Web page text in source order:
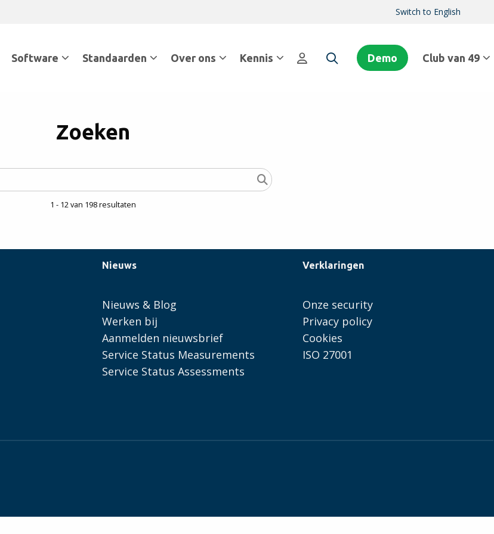
Switch to English
Software Standaarden Over ons Kennis Demo Club van 49
Zoeken
1 - 12 van 198 resultaten
Nieuws
Nieuws & Blog
Werken bij
Aanmelden nieuwsbrief
Service Status Measurements
Service Status Assessments
Verklaringen
Onze security
Privacy policy
Cookies
ISO 27001